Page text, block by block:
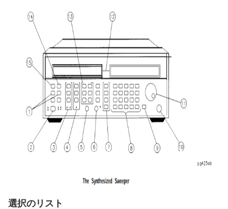
選択のリスト